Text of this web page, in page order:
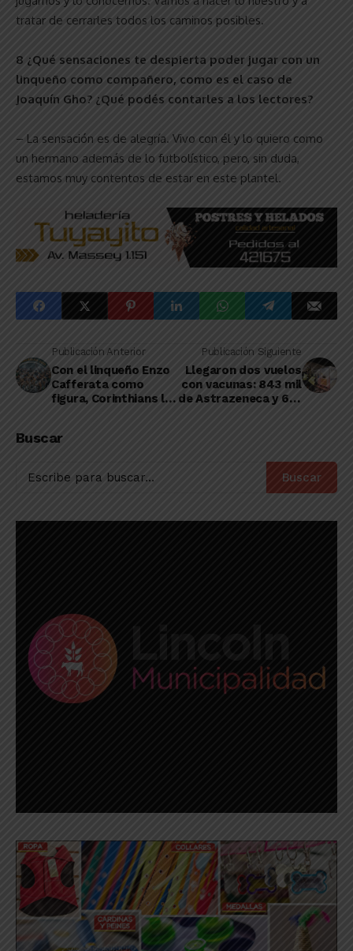
tratar de cerrarles todos los caminos posibles.
8 ¿Qué sensaciones te despierta poder jugar con un
linqueño como compañero, como es el caso de
Joaquín Gho? ¿Qué podés contarles a los lectores?
– La sensación es de alegría. Vivo con él y lo quiero como
un hermano además de lo futbolístico, pero, sin duda,
estamos muy contentos de estar en este plantel.
Publicación Anterior
Con el linqueño Enzo
Cafferata como
figura, Corinthians le
Publicación Siguiente
Llegaron dos vuelos
con vacunas: 843 mil
de Astrazeneca y 610
Buscar
Buscar